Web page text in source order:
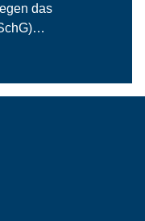
das